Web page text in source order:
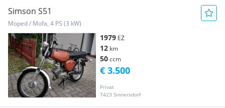
Simson S51
Moped / Mofa, 4 PS (3 kW)
1979 EZ
12 km
50ccm
Privat
7423 Sinnersdorf
€ 3.500